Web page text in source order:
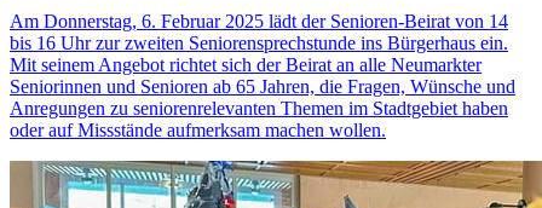
Am Donnerstag, 6. Februar 2025 lädt der Senioren-Beirat von 14
bis 16 Uhr zur zweiten Seniorensprechstunde ins Bürgerhaus ein.
Mit seinem Angebot richtet sich der Beirat an alle Neumarkter
Seniorinnen und Senioren ab 65 Jahren, die Fragen, Wünsche und
Anregungen zu seniorenrelevanten Themen im Stadtgebiet haben
oder auf Missstände aufmerksam machen wollen.